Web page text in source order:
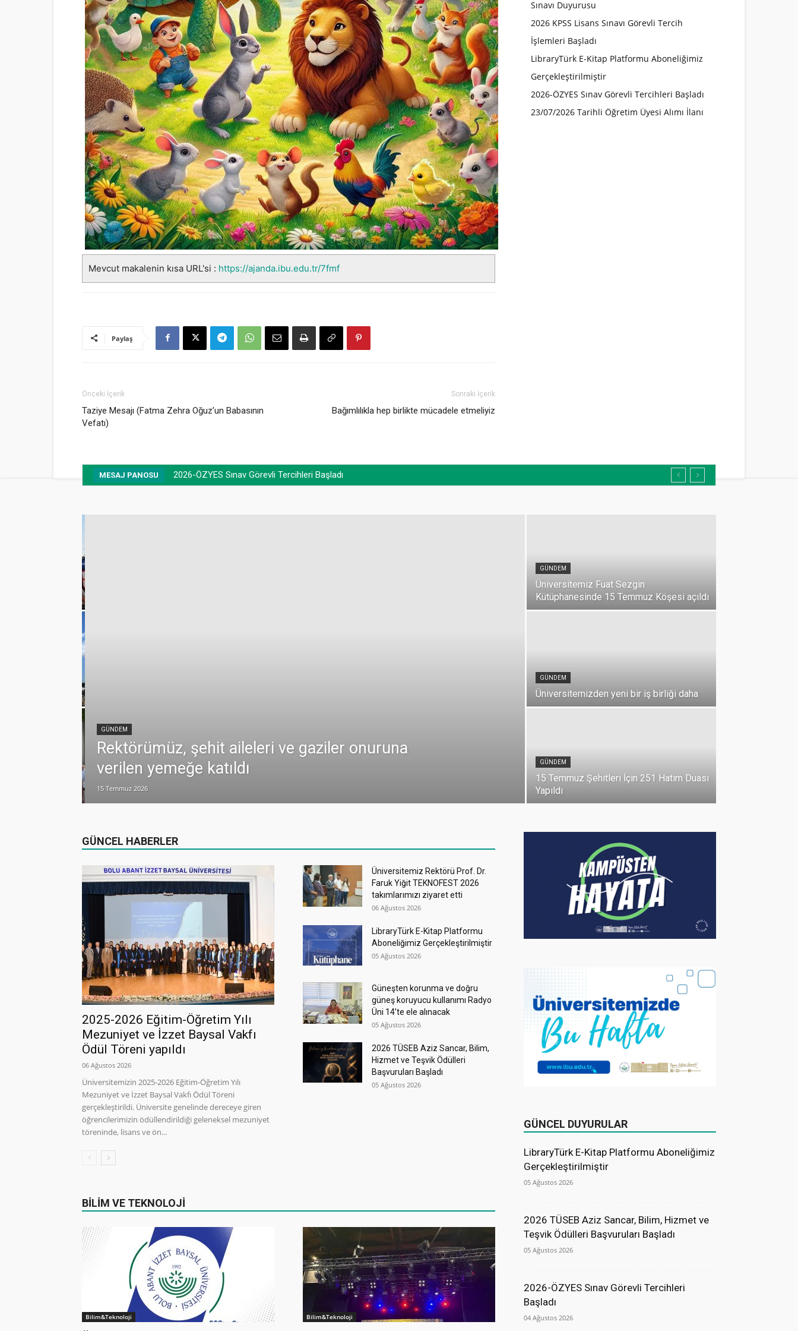
Mevcut makalenin kısa URL'si : https://ajanda.ibu.edu.tr/7fmf
Paylaş
Önceki İçerik
Taziye Mesajı (Fatma Zehra Oğuz’un Babasının
Vefatı)
Sonraki İçerik
Bağımlılıkla hep birlikte mücadele etmeliyiz
Sınavı Duyurusu
2026 KPSS Lisans Sınavı Görevli Tercih
İşlemleri Başladı
LibraryTürk E-Kitap Platformu Aboneliğimiz
Gerçekleştirilmiştir
2026-ÖZYES Sınav Görevli Tercihleri Başladı
23/07/2026 Tarihli Öğretim Üyesi Alımı İlanı
MESAJ PANOSU 2026-ÖZYES Sınav Görevli Tercihleri Başladı
GÜNDEM
Rektörümüz, şehit aileleri ve gaziler onuruna
verilen yemeğe katıldı
15 Temmuz 2026
GÜNDEM
Üniversitemiz Fuat Sezgin
Kütüphanesinde 15 Temmuz Köşesi açıldı
GÜNDEM
Üniversitemizden yeni bir iş birliği daha
GÜNDEM
15 Temmuz Şehitleri İçin 251 Hatim Duası
Yapıldı
GÜNCEL HABERLER
2025-2026 Eğitim-Öğretim Yılı
Mezuniyet ve İzzet Baysal Vakfı
Ödül Töreni yapıldı
06 Ağustos 2026
Üniversitemizin 2025-2026 Eğitim-Öğretim Yılı
Mezuniyet ve İzzet Baysal Vakfı Ödül Töreni
gerçekleştirildi. Üniversite genelinde dereceye giren
öğrencilerimizin ödüllendirildiği geleneksel mezuniyet
töreninde, lisans ve ön...
Üniversitemiz Rektörü Prof. Dr.
Faruk Yiğit TEKNOFEST 2026
takımlarımızı ziyaret etti
06 Ağustos 2026
LibraryTürk E-Kitap Platformu
Aboneliğimiz Gerçekleştirilmiştir
05 Ağustos 2026
Güneşten korunma ve doğru
güneş koruyucu kullanımı Radyo
Üni 14’te ele alınacak
05 Ağustos 2026
2026 TÜSEB Aziz Sancar, Bilim,
Hizmet ve Teşvik Ödülleri
Başvuruları Başladı
05 Ağustos 2026
BİLİM VE TEKNOLOJİ
Bilim&Teknoloji Bilim&Teknoloji
GÜNCEL DUYURULAR
LibraryTürk E-Kitap Platformu Aboneliğimiz
Gerçekleştirilmiştir
05 Ağustos 2026
2026 TÜSEB Aziz Sancar, Bilim, Hizmet ve
Teşvik Ödülleri Başvuruları Başladı
05 Ağustos 2026
2026-ÖZYES Sınav Görevli Tercihleri
Başladı
04 Ağustos 2026